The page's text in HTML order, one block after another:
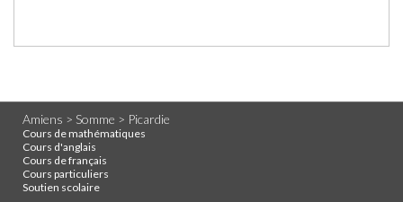
Amiens > Somme > Picardie
Cours de mathématiques
Cours d'anglais
Cours de français
Cours particuliers
Soutien scolaire